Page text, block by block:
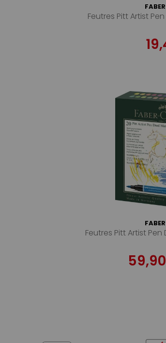
Feutres Pitt Artist
Feutres Pitt Artist